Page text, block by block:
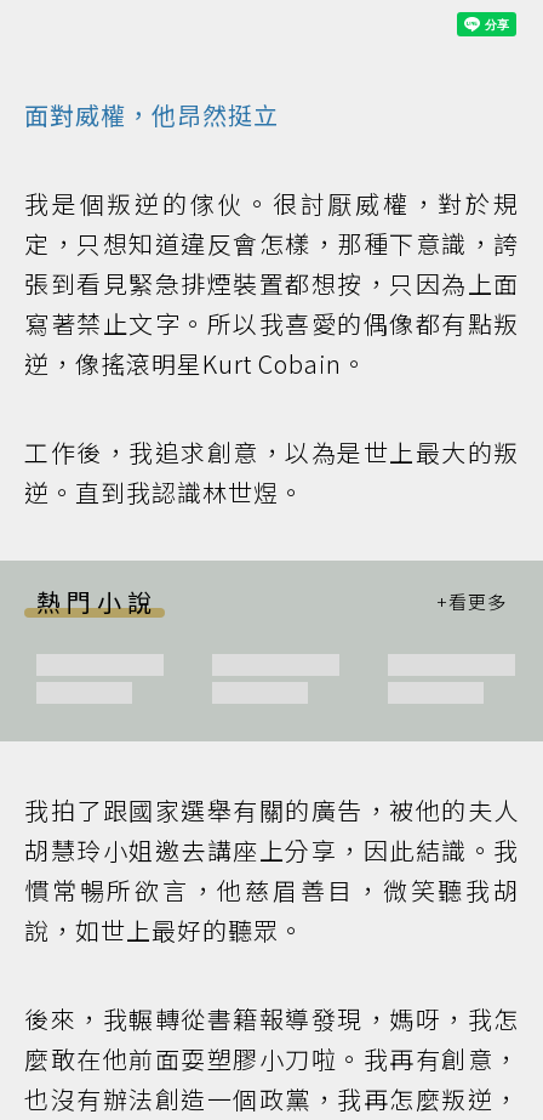
面對威權，他昂然挺立
我是個叛逆的傢伙。很討厭威權，對於規
定，只想知道違反會怎樣，那種下意識，誇
張到看見緊急排煙裝置都想按，只因為上面
寫著禁止文字。所以我喜愛的偶像都有點叛
逆，像搖滾明星Kurt Cobain。
工作後，我追求創意，以為是世上最大的叛
逆。直到我認識林世煜。
熱門小說
我拍了跟國家選舉有關的廣告，被他的夫人
胡慧玲小姐邀去講座上分享，因此結識。我
慣常暢所欲言，他慈眉善目，微笑聽我胡
說，如世上最好的聽眾。
後來，我輾轉從書籍報導發現，媽呀，我怎
麼敢在他前面耍塑膠小刀啦。我再有創意，
也沒有辦法創造一個政黨，我再怎麼叛逆，